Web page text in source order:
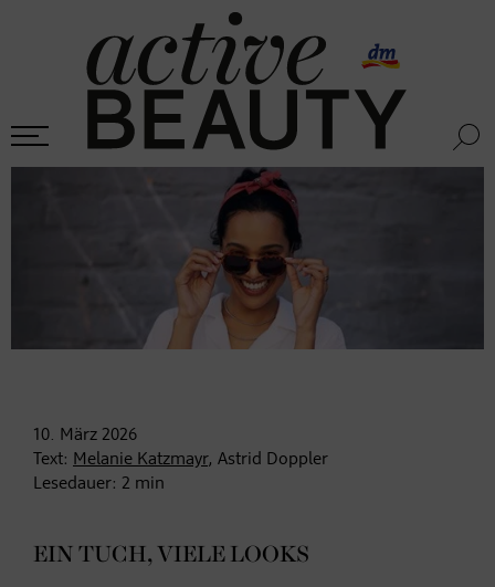
10. März 2026
Text: Melanie Katzmayr, Astrid Doppler
Lesedauer: 2 min
EIN TUCH, VIELE LOOKS